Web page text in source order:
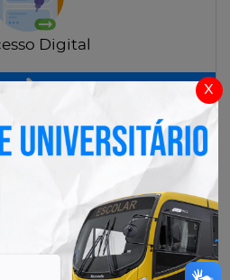
x
Digital
Pública